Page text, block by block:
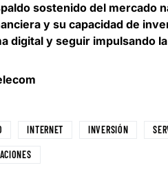
sostenido del mercado
y su capacidad de
digital y seguir impulsando
INTERNET INVERSIÓN